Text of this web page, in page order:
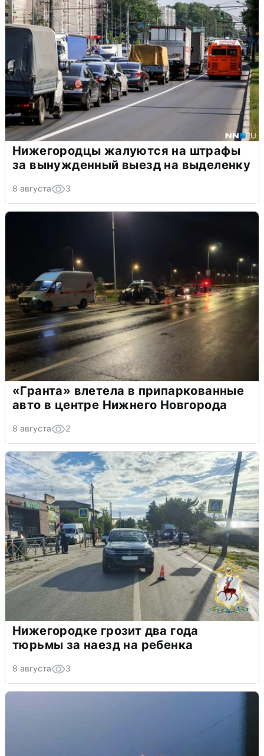
Нижегородцы жалуются на штрафы
за вынужденный выезд на выделенку
8 августа 3
«Гранта» влетела в припаркованные
авто в центре Нижнего Новгорода
8 августа 2
Нижегородке грозит два года
тюрьмы за наезд на ребенка
8 августа 3